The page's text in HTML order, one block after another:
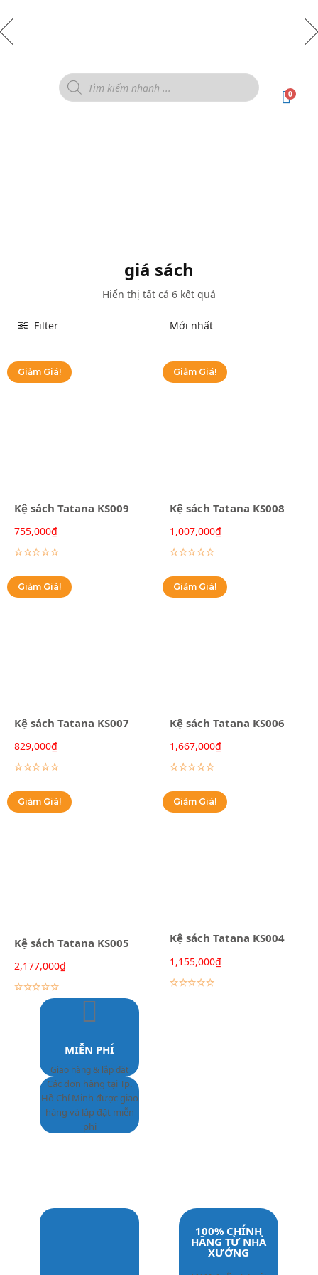
0
giá sách
Hiển thị tất cả 6 kết quả
Filter
Giảm Giá!
Kệ sách Tatana KS009
755,000₫
Lựa chọn các tùy chọn
Giảm Giá!
Kệ sách Tatana KS008
1,007,000₫
Lựa chọn các tùy chọn
Giảm Giá!
Kệ sách Tatana KS007
829,000₫
Lựa chọn các tùy chọn
Giảm Giá!
Kệ sách Tatana KS006
1,667,000₫
Lựa chọn các tùy chọn
Giảm Giá!
Kệ sách Tatana KS005
2,177,000₫
Lựa chọn các tùy chọn
Giảm Giá!
Kệ sách Tatana KS004
1,155,000₫
Lựa chọn các tùy chọn
MIỄN PHÍ
Giao hàng & lắp đặt
Các đơn hàng tại Tp.
Hồ Chí Minh được giao
hàng và lắp đặt miễn
phí
100% CHÍNH
HÃNG TỪ NHÀ
XƯỞNG